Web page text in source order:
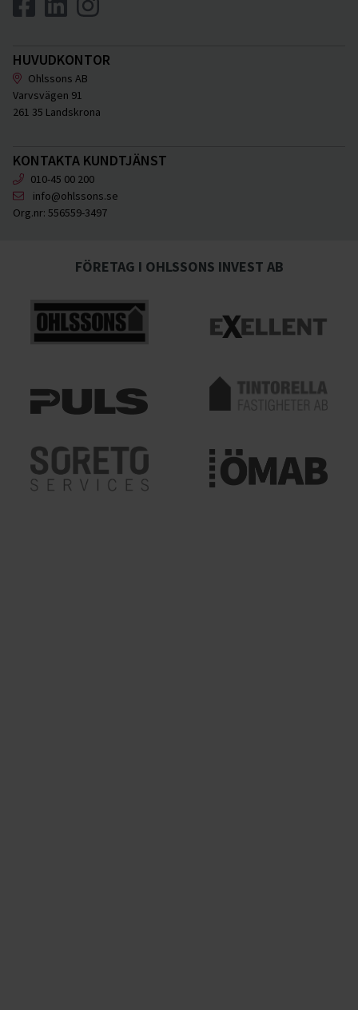
HUVUDKONTOR
Ohlssons AB
Varvsvägen 91
261 35 Landskrona
KONTAKTA KUNDTJÄNST
010-45 00 200
info@ohlssons.se
Org.nr: 556559-3497
FÖRETAG I OHLSSONS INVEST AB